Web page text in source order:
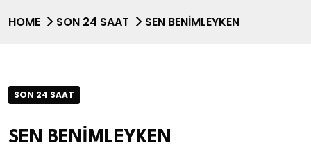
HOME SON 24 SAAT SEN BENİMLEYKEN
SON 24 SAAT
SEN BENİMLEYKEN